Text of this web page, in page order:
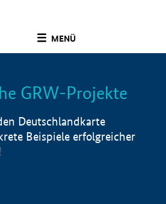
MENÜ
Info
GRW-Projekte
Deutschlandkarte
Beispiele erfolgreicher